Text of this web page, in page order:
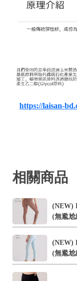
https://laisan-
相關商品
(NEW)
(無尷尬
(NEW)
(無尷尬